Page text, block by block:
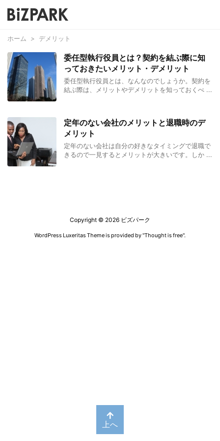
ホーム > デメリット
委任型執行役員とは？契約を結ぶ際に知
っておきたいメリット・デメリット
委任型執行役員とは、なんなのでしょうか。契約を
結ぶ際は、メリットやデメリットを知っておくべ ...
定年のない会社のメリットと退職時のデ
メリット
定年のない会社は自分の好きなタイミングで退職で
きるので一見するとメリットが大きいです。しか ...
Copyright © 2026 ビズパーク
WordPress Luxeritas Theme is provided by "Thought is free".
上へ